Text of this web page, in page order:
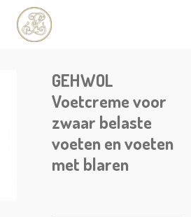
GEHWOL
Voetcreme voor
zwaar belaste
voeten en voeten
met blaren